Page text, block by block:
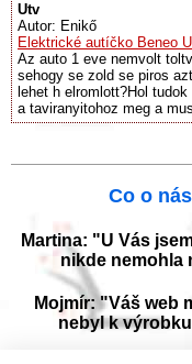
Utv
Autor: Enikő
Elektrické autíčko Beneo
Az auto 1 eve nemvolt
sehogy se zold se piros
lehet h elromlott?Hol
a taviranyitohoz meg a
Co o
Martina: "U Vás
nikde nemohla
Mojmír: "Váš web
nebyl k